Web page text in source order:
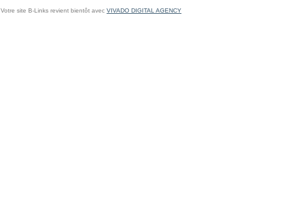
Votre site B-Links revient bientôt avec VIVADO DIGITAL AGENCY